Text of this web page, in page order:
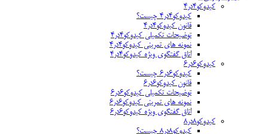
کیدوکو۴در۴
کیدوکو۴در۴ چیست؟
قانون کیدوکو۴در۴
توضیحات تکمیلی کیدوکو۴در۴
نمونه های تمرینی کیدوکو۴در۴
اتاق گفتگوی ویژه کیدوکو۴در۴
کیدوکو۶در۶
کیدوکو۶در۶ چیست؟
قانون کیدوکو۶در۶
توضیحات تکمیلی کیدوکو۶در۶
نمونه های تمرینی کیدوکو۶در۶
اتاق گفتگوی ویژه کیدوکو۶در۶
کیدوکو۸در۸
کیدوکو۸در۸ چیست؟